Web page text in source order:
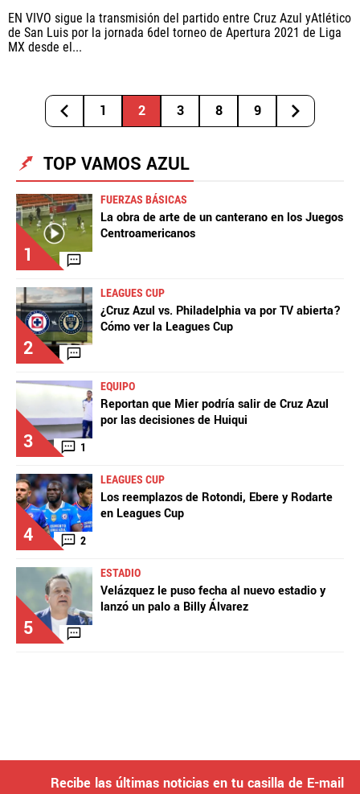
EN VIVO sigue la transmisión del partido entre Cruz Azul yAtlético
de San Luis por la jornada 6del torneo de Apertura 2021 de Liga
MX desde el...
1 2 3 8 9
TOP VAMOS AZUL
1
FUERZAS BÁSICAS
La obra de arte de un canterano en los Juegos
Centroamericanos
2
LEAGUES CUP
¿Cruz Azul vs. Philadelphia va por TV abierta?
Cómo ver la Leagues Cup
3 1
EQUIPO
Reportan que Mier podría salir de Cruz Azul
por las decisiones de Huiqui
4 2
LEAGUES CUP
Los reemplazos de Rotondi, Ebere y Rodarte
en Leagues Cup
5
ESTADIO
Velázquez le puso fecha al nuevo estadio y
lanzó un palo a Billy Álvarez
Recibe las últimas noticias en tu casilla de E-mail